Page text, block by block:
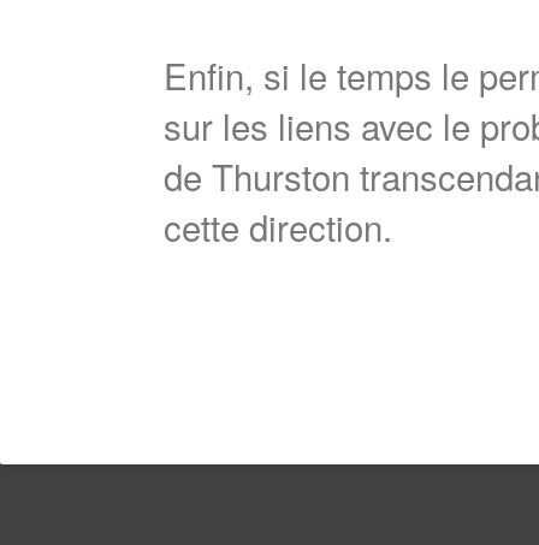
Enfin, si le temps le
sur les liens avec le
de Thurston
cette direction.